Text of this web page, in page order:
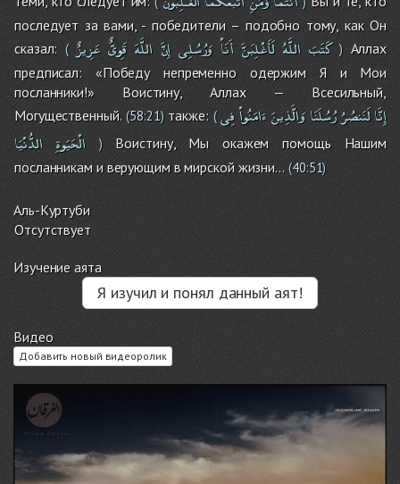
последует за вами, - победители – подобно тому, как Он
сказал: ( كَتَبَ اللَّهُ لَأَغْلِبَنَّ أَنَاْ وَرُسُلِى إِنَّ اللَّهَ قَوِىٌّ عَزِيزٌ ) Аллах
предписал: «Победу непременно одержим Я и Мои
посланники!» Воистину, Аллах — Всесильный,
Могущественный. (58:21)также:( إِنَّالَنَنصُرُرُسُلَنَاوَالَّذِينَءَامَنُواْفِى
الْحَيَوةِ الدُّنْيَا )Воистину, Мы окажем помощь Нашим
посланникам и верующим в мирской жизни… (40:51)
Аль-Куртуби
Отсутствует
Изучение аята
Я изучил и понял данный аят!
Видео
Добавить новый видеоролик